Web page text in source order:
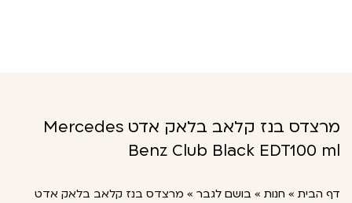
מרצדס בנז קלאב בלאק אדט Mercedes
Benz Club Black EDT100 ml
דף הבית » חנות » בושם לגבר » מרצדס בנז קלאב בלאק אדט